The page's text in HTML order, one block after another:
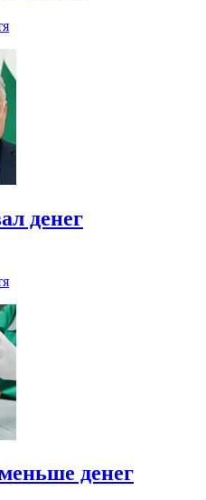
денег
денег